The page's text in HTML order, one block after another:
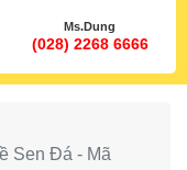
Ms.Dung
(028) 2268 6666
Sen Đá - Mã